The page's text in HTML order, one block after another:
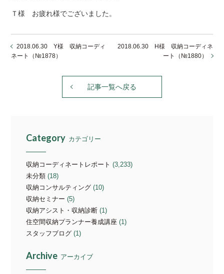
Ｔ様 お疲れ様でございました。
2018.06.30 Y様 収納コーディ
ネート（№1878）
2018.06.30 H様 収納コーディネ
ート（№1880）
記事一覧へ戻る
Category カテゴリー
収納コーディネートレポート (3,233)
未分類 (18)
収納コンサルティング (10)
収納セミナー (5)
収納アシスト・収納診断 (1)
住空間収納プランナー養成講座 (1)
スタッフブログ (1)
Archive アーカイブ